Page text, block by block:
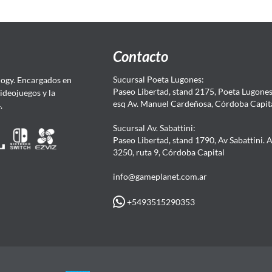
Encargados en
y la
Contacto
Sucursal Poeta Lugones:
Paseo Libertad, stand 2175, Poeta
esq Av. Manuel Cardeñosa, Córdoba
Sucursal Av. Sabattini:
Paseo Libertad, stand 1790, Av Sabattini.
3250, ruta 9, Córdoba Capital
info@gameplanet.com.ar
+5493515290353